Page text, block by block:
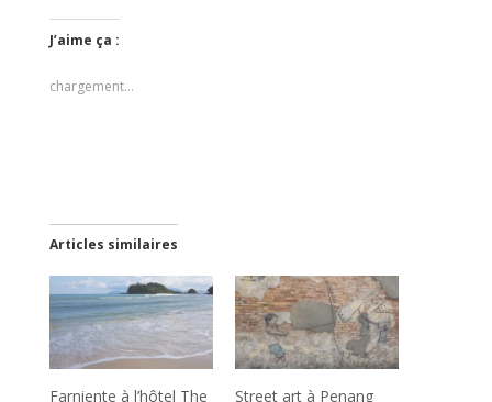
J’aime ça :
chargement…
Articles similaires
Farniente à l’hôtel The Street art à Penang